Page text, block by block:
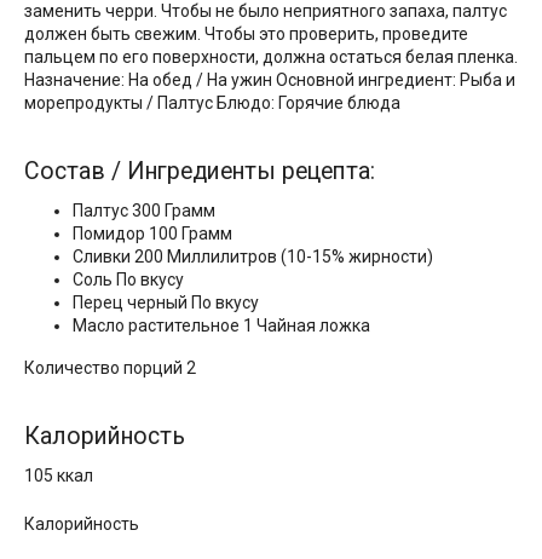
заменить черри. Чтобы не было неприятного запаха, палтус
должен быть свежим. Чтобы это проверить, проведите
пальцем по его поверхности, должна остаться белая пленка.
Назначение: На обед / На ужин Основной ингредиент: Рыба и
морепродукты / Палтус Блюдо: Горячие блюда
Состав / Ингредиенты рецепта:
Палтус 300 Грамм
Помидор 100 Грамм
Сливки 200 Миллилитров (10-15% жирности)
Соль По вкусу
Перец черный По вкусу
Масло растительное 1 Чайная ложка
Количество порций 2
Калорийность
105 ккал
Калорийность